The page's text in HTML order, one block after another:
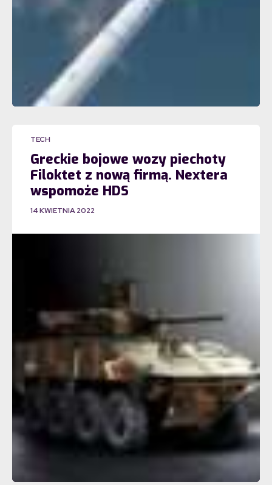
TECH
Greckie bojowe wozy piechoty
Filoktet z nową firmą. Nextera
wspomoże HDS
14 KWIETNIA 2022